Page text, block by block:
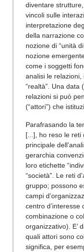
diventare
vincoli sulle
interpretazione
della narrazione
nozione di “unità
nozione
come i soggetti
analisi le relazioni,
“realtà”. Una data
relazioni si può
(“attori”) che
Parafrasando la
[...], ho reso le reti
principale
gerarchia
loro etichette
“società”. Le reti
gruppo; possono
campi
centro d’interesse
combinazione o
organizzativo). E’
quali attori sono
significa, per